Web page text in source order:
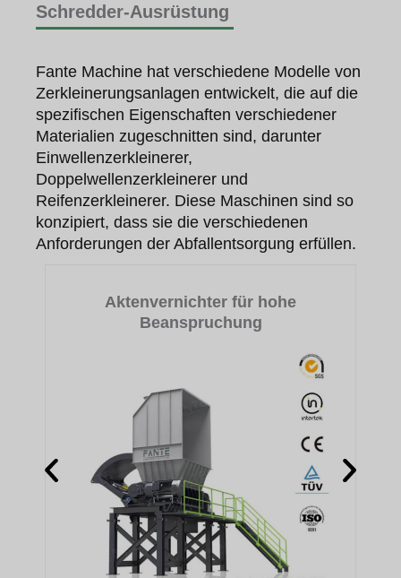
Schredder-Ausrüstung
Fante Machine hat verschiedene Modelle von
Zerkleinerungsanlagen entwickelt, die auf die
spezifischen Eigenschaften verschiedener
Materialien zugeschnitten sind, darunter
Einwellenzerkleinerer,
Doppelwellenzerkleinerer und
Reifenzerkleinerer. Diese Maschinen sind so
konzipiert, dass sie die verschiedenen
Anforderungen der Abfallentsorgung erfüllen.
Aktenvernichter für hohe
Beanspruchung